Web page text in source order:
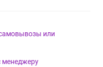
или
менеджеру